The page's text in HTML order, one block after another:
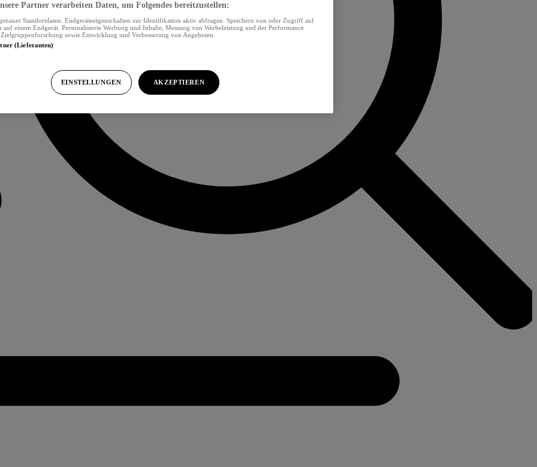
Partner verarbeiten Daten, um Folgendes bereitzustellen:
Standortdaten. Endgeräteeigenschaften zur Identifikation aktiv abfragen. Speichern von oder Zugriff auf
einem Endgerät. Personalisierte Werbung und Inhalte, Messung von Werbeleistung und der Performance
sowie Entwicklung und Verbesserung von Angeboten.
(Lieferanten)
EINSTELLUNGEN AKZEPTIEREN